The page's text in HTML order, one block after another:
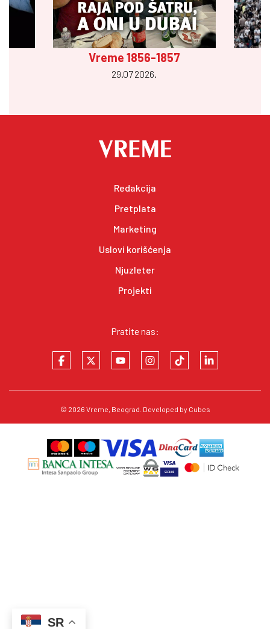
Vreme 1856-1857
29.07 2026.
Redakcija
Pretplata
Marketing
Uslovi korišćenja
Njuzleter
Projekti
Pratite nas:
© 2026 Vreme, Beograd. Developed by Cubes
SR